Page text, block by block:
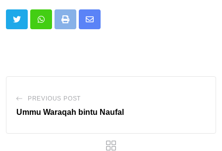
Print
Share
PREVIOUS POST
Ummu Waraqah bintu Naufal